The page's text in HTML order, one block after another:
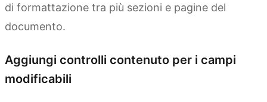
di formattazione tra più sezioni e pagine del
documento.
Aggiungi controlli contenuto per i campi
modificabili